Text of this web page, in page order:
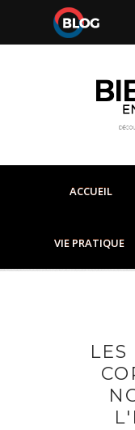
ACCUEIL
VIE PRATIQUE
LES